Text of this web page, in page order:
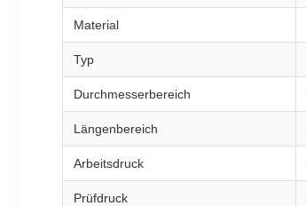
Material
Typ
Durchmesserbereich
Längenbereich
Arbeitsdruck
Prüfdruck